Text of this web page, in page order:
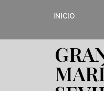
INICIO